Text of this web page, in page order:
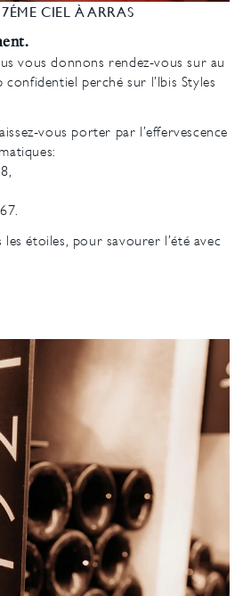
CIEL À ARRAS
vous donnons rendez-vous sur au
perché sur l’Ibis Styles
vous porter par l’effervescence
étoiles, pour savourer l’été avec